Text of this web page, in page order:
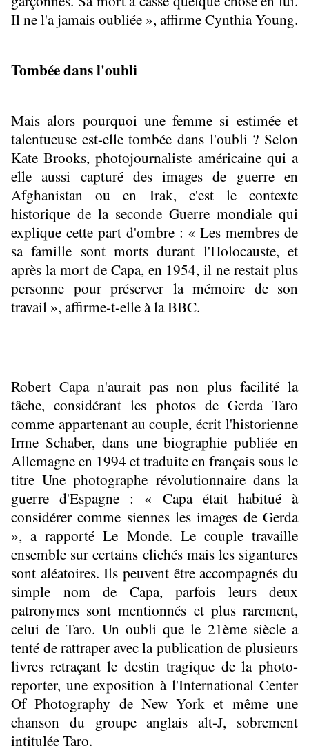
Il ne l'a jamais oubliée », affirme Cynthia Young.
Tombée dans l'oubli
Mais alors pourquoi une femme si estimée et
talentueuse est-elle tombée dans l'oubli ? Selon
Kate Brooks, photojournaliste américaine qui a
elle aussi capturé des images de guerre en
Afghanistan ou en Irak, c'est le contexte
historique de la seconde Guerre mondiale qui
explique cette part d'ombre : « Les membres de
sa famille sont morts durant l'Holocauste, et
après la mort de Capa, en 1954, il ne restait plus
personne pour préserver la mémoire de son
travail », affirme-t-elle à la BBC.
Robert Capa n'aurait pas non plus facilité la
tâche, considérant les photos de Gerda Taro
comme appartenant au couple, écrit l'historienne
Irme Schaber, dans une biographie publiée en
Allemagne en 1994 et traduite en français sous le
titre Une photographe révolutionnaire dans la
guerre d'Espagne : « Capa était habitué à
considérer comme siennes les images de Gerda
», a rapporté Le Monde. Le couple travaille
ensemble sur certains clichés mais les sigantures
sont aléatoires. Ils peuvent être accompagnés du
simple nom de Capa, parfois leurs deux
patronymes sont mentionnés et plus rarement,
celui de Taro. Un oubli que le 21ème siècle a
tenté de rattraper avec la publication de plusieurs
livres retraçant le destin tragique de la photo-
reporter, une exposition à l'International Center
Of Photography de New York et même une
chanson du groupe anglais alt-J, sobrement
intitulée Taro.